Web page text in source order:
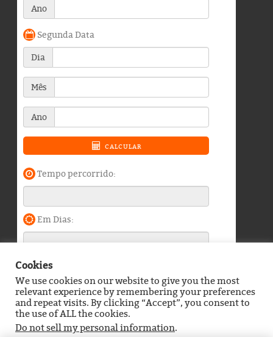
Blog do Durango Duarte © 2026. Todos os direitos
reservados.
Política de Privacidade
Cookies
We use cookies on our website to give you the most
relevant experience by remembering your preferences
and repeat visits. By clicking “Accept”, you consent to
the use of ALL the cookies.
Do not sell my personal information.